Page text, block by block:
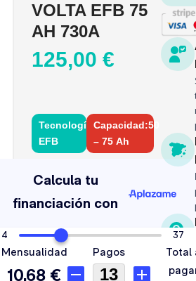
VOLTA EFB 75
AH 730A
125,00 €
Tecnología:
EFB
Capacidad:50
– 75 Ah
EFB
75
AH
cantidad